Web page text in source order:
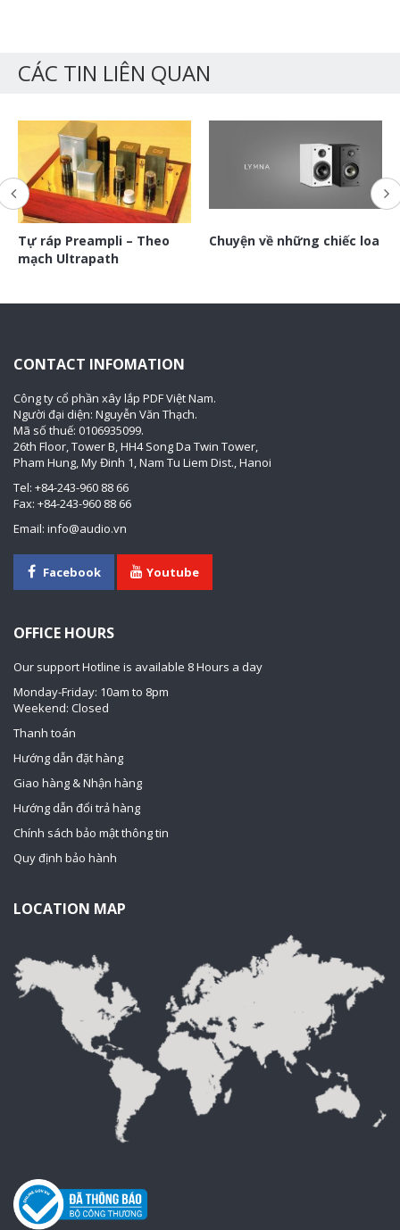
CÁC TIN LIÊN QUAN
Tự ráp Preampli – Theo
mạch Ultrapath
Chuyện về những chiếc loa
CONTACT INFOMATION
Công ty cổ phần xây lắp PDF Việt Nam.
Người đại diện: Nguyễn Văn Thạch.
Mã số thuế: 0106935099.
26th Floor, Tower B, HH4 Song Da Twin Tower,
Pham Hung, My Đinh 1, Nam Tu Liem Dist., Hanoi
Tel: +84-243-960 88 66
Fax: +84-243-960 88 66
Email: info@audio.vn
Facebook Youtube
OFFICE HOURS
Our support Hotline is available 8 Hours a day
Monday-Friday: 10am to 8pm
Weekend: Closed
Thanh toán
Hướng dẫn đặt hàng
Giao hàng & Nhận hàng
Hướng dẫn đổi trả hàng
Chính sách bảo mật thông tin
Quy định bảo hành
LOCATION MAP